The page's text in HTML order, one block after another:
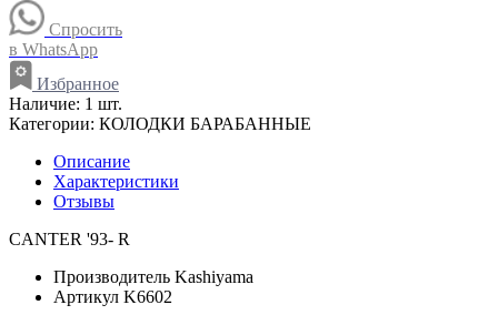
Спросить
в WhatsApp
Избранное
Наличие: 1 шт.
Категории: КОЛОДКИ БАРАБАННЫЕ
Описание
Характеристики
Отзывы
CANTER '93- R
Производитель Kashiyama
Артикул K6602